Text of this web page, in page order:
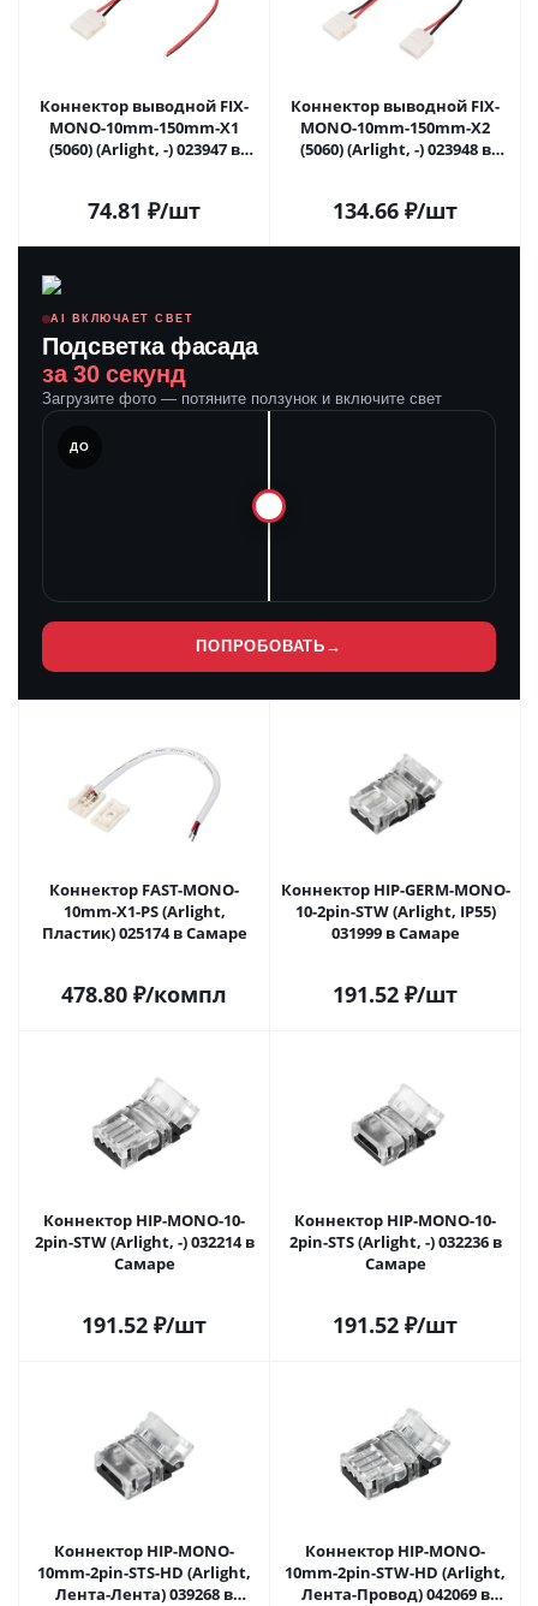
Коннектор выводной FIX-
MONO-10mm-150mm-X1
(5060) (Arlight, -) 023947 в
74.81 ₽/шт
Коннектор выводной FIX-
MONO-10mm-150mm-X2
(5060) (Arlight, -) 023948 в
134.66 ₽/шт
AI ВКЛЮЧАЕТ СВЕТ
Подсветка фасада
за 30 секунд
Загрузите фото — потяните ползунок и включите свет
ДО
ПОПРОБОВАТЬ →
Коннектор FAST-MONO-
10mm-X1-PS (Arlight,
Пластик) 025174 в Самаре
478.80 ₽/компл
Коннектор HIP-GERM-MONO-
10-2pin-STW (Arlight, IP55)
031999 в Самаре
191.52 ₽/шт
Коннектор HIP-MONO-10-
2pin-STW (Arlight, -) 032214 в
Самаре
191.52 ₽/шт
Коннектор HIP-MONO-10-
2pin-STS (Arlight, -) 032236 в
Самаре
191.52 ₽/шт
Коннектор HIP-MONO-
10mm-2pin-STS-HD (Arlight,
Лента-Лента) 039268 в
Коннектор HIP-MONO-
10mm-2pin-STW-HD (Arlight,
Лента-Провод) 042069 в